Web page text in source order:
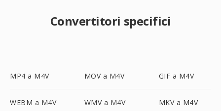
Convertitori specifici
MP4 a M4V MOV a M4V GIF a M4V
WEBM a M4V WMV a M4V MKV a M4V